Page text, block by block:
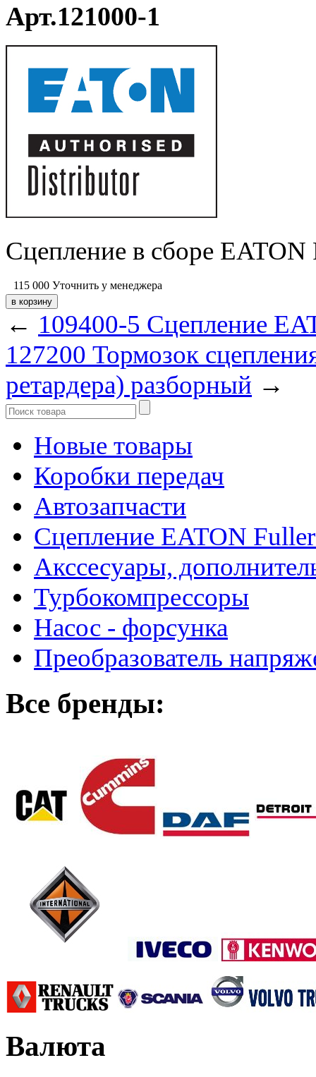
Арт.121000-1
Сцепление в сборе
115 000 Уточнить у менеджера
← 109400-5 Сцепление
127200 Тормозок
ретардера) разборный →
Новые товары
Коробки передач
Автозапчасти
Сцепление EATON
Акссесуары,
Турбокомпрессоры
Насос - форсунка
Преобразователь
Все бренды:
Валюта